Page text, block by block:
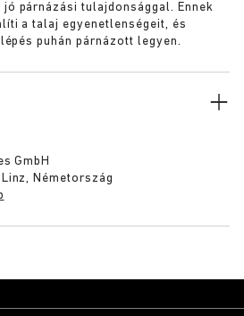
párnázási tulajdonsággal. Ennek
a talaj egyenetlenségeit, és
puhán párnázott legyen.
GmbH
Németország